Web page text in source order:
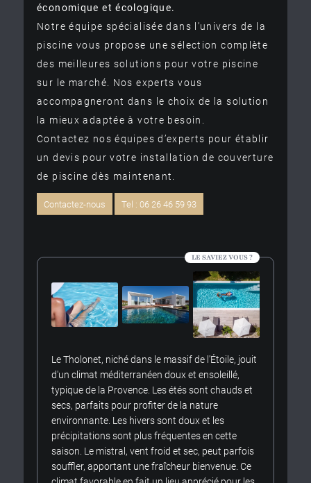
économique et écologique.
Notre équipe spécialisée dans l’univers de la
piscine vous propose une sélection complète
des meilleures solutions pour votre piscine
sur le marché. Nos experts vous
accompagneront dans le choix de la solution
la mieux adaptée à votre besoin.
Contactez nos équipes d’experts pour établir
un devis pour votre installation de couverture
de piscine dès maintenant.
Contactez-nous Tel : 06 26 46 59 93
LE SAVIEZ VOUS ?
Le Tholonet, niché dans le massif de l'Étoile, jouit
d'un climat méditerranéen doux et ensoleillé,
typique de la Provence. Les étés sont chauds et
secs, parfaits pour profiter de la nature
environnante. Les hivers sont doux et les
précipitations sont plus fréquentes en cette
saison. Le mistral, vent froid et sec, peut parfois
souffler, apportant une fraîcheur bienvenue. Ce